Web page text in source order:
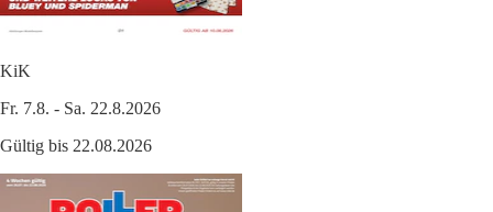
KiK
Fr. 7.8. - Sa. 22.8.2026
Gültig bis 22.08.2026